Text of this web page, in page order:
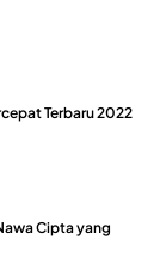
Terbaru 2022
Cipta yang